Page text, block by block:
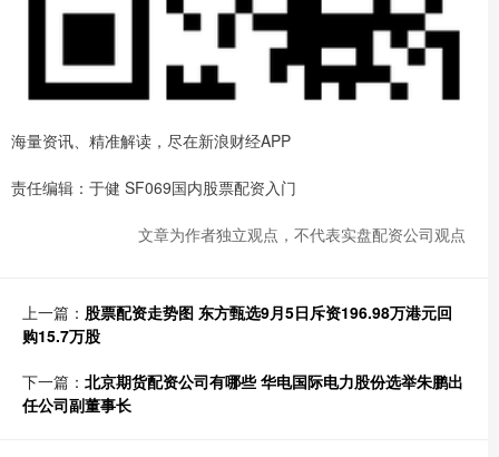
海量资讯、精准解读，尽在新浪财经APP
责任编辑：于健 SF069国内股票配资入门
文章为作者独立观点，不代表实盘配资公司观点
上一篇： 股票配资走势图 东方甄选9月5日斥资196.98万港元回
购15.7万股
下一篇： 北京期货配资公司有哪些 华电国际电力股份选举朱鹏出
任公司副董事长